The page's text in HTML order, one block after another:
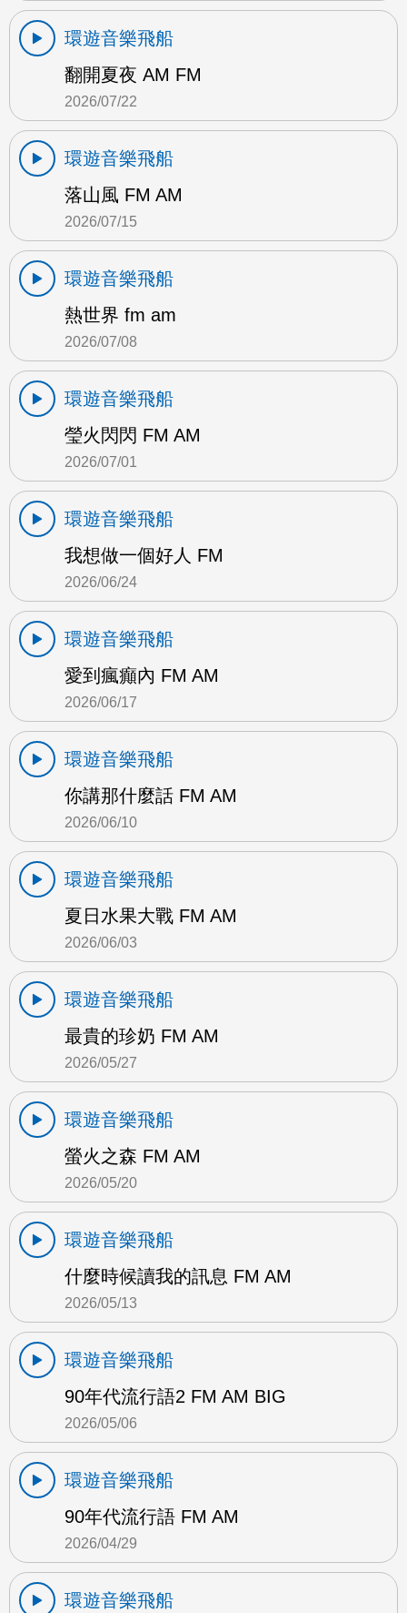
環遊音樂飛船
翻開夏夜 AM FM
2026/07/22
環遊音樂飛船
落山風 FM AM
2026/07/15
環遊音樂飛船
熱世界 fm am
2026/07/08
環遊音樂飛船
瑩火閃閃 FM AM
2026/07/01
環遊音樂飛船
我想做一個好人 FM
2026/06/24
環遊音樂飛船
愛到瘋癲內 FM AM
2026/06/17
環遊音樂飛船
你講那什麼話 FM AM
2026/06/10
環遊音樂飛船
夏日水果大戰 FM AM
2026/06/03
環遊音樂飛船
最貴的珍奶 FM AM
2026/05/27
環遊音樂飛船
螢火之森 FM AM
2026/05/20
環遊音樂飛船
什麼時候讀我的訊息 FM AM
2026/05/13
環遊音樂飛船
90年代流行語2 FM AM BIG
2026/05/06
環遊音樂飛船
90年代流行語 FM AM
2026/04/29
環遊音樂飛船